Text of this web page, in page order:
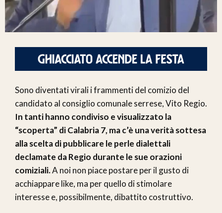
Sono diventati virali i frammenti del comizio del
candidato al consiglio comunale serrese, Vito Regio.
In tanti hanno condiviso e visualizzato la
“scoperta” di Calabria 7, ma c’è una verità sottesa
alla scelta di pubblicare le perle dialettali
declamate da Regio durante le sue orazioni
comiziali.A noi non piace postare per il gusto di
acchiappare like, ma per quello di stimolare
interesse e, possibilmente, dibattito costruttivo.